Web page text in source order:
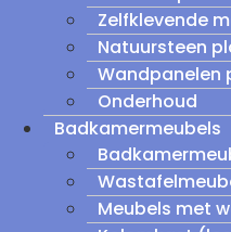
Zelfklevende
Natuursteen
Wandpanelen
Onderhoud
Badkamermeubels
Meubels met